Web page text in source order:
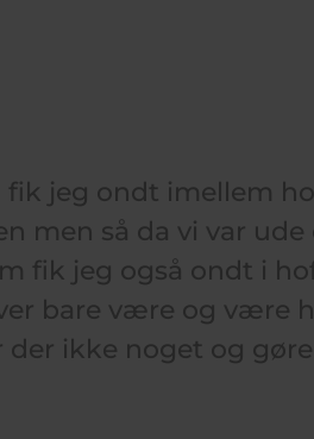
fik jeg ondt imellem
men så da vi var ude
fik jeg også ondt i
bare være og være
ikke noget og